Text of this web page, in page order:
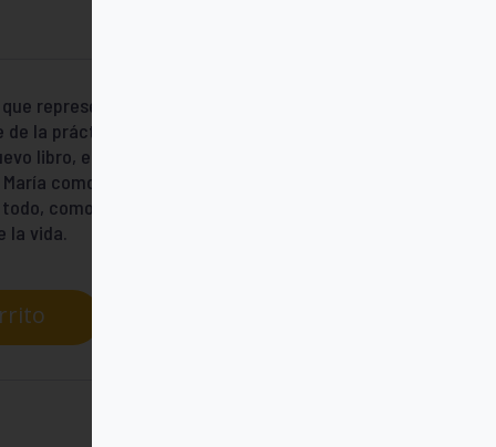
representa la unión de los cristianos.
la práctica de la fe, tanto personal
libro, el cardenal Walter Kasper quiere
como como hermana y madre en la
como un signo de esperanza,
la vida.